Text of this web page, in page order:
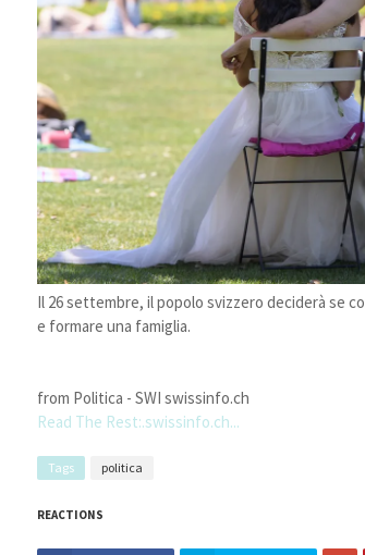
Il 26 settembre, il popolo svizzero deciderà se
e formare una famiglia.
from Politica - SWI swissinfo.ch
Read The Rest:.swissinfo.ch...
Tags politica
REACTIONS